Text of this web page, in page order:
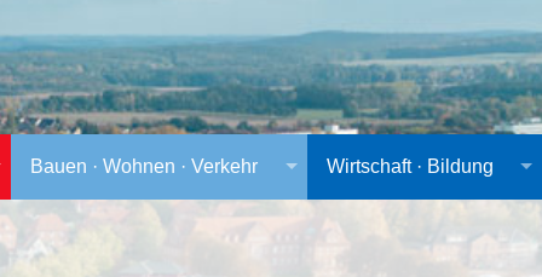
Bauen · Wohnen · Verkehr Wirtschaft · Bildung